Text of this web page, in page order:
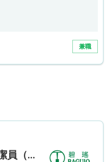
兼職
兼職廚房早班清潔員（長沙灣）